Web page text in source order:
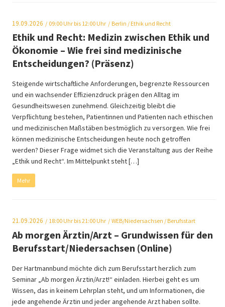
19.09.2026 09:00 Uhr bis 12:00 Uhr Berlin / Ethik und Recht
Ethik und Recht: Medizin zwischen Ethik und
Ökonomie – Wie frei sind medizinische
Entscheidungen? (Präsenz)
Steigende wirtschaftliche Anforderungen, begrenzte Ressourcen
und ein wachsender Effizienzdruck prägen den Alltag im
Gesundheitswesen zunehmend. Gleichzeitig bleibt die
Verpflichtung bestehen, Patientinnen und Patienten nach ethischen
und medizinischen Maßstäben bestmöglich zu versorgen. Wie frei
können medizinische Entscheidungen heute noch getroffen
werden? Dieser Frage widmet sich die Veranstaltung aus der Reihe
„Ethik und Recht“. Im Mittelpunkt steht […]
Mehr
21.09.2026 18:00 Uhr bis 21:00 Uhr WEB/Niedersachsen / Berufsstart
Ab morgen Ärztin/Arzt – Grundwissen für den
Berufsstart/Niedersachsen (Online)
Der Hartmannbund möchte dich zum Berufsstart herzlich zum
Seminar „Ab morgen Ärztin/Arzt!“ einladen. Hierbei geht es um
Wissen, das in keinem Lehrplan steht, und um Informationen, die
jede angehende Ärztin und jeder angehende Arzt haben sollte.